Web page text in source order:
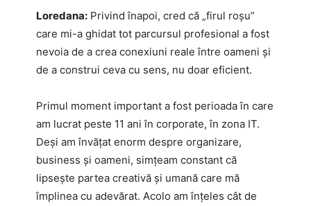
Loredana: Privind înapoi, cred că „firul roșu”
care mi-a ghidat tot parcursul profesional a fost
nevoia de a crea conexiuni reale între oameni și
de a construi ceva cu sens, nu doar eficient.
Primul moment important a fost perioada în care
am lucrat peste 11 ani în corporate, în zona IT.
Deși am învățat enorm despre organizare,
business și oameni, simțeam constant că
lipsește partea creativă și umană care mă
împlinea cu adevărat. Acolo am înțeles cât de